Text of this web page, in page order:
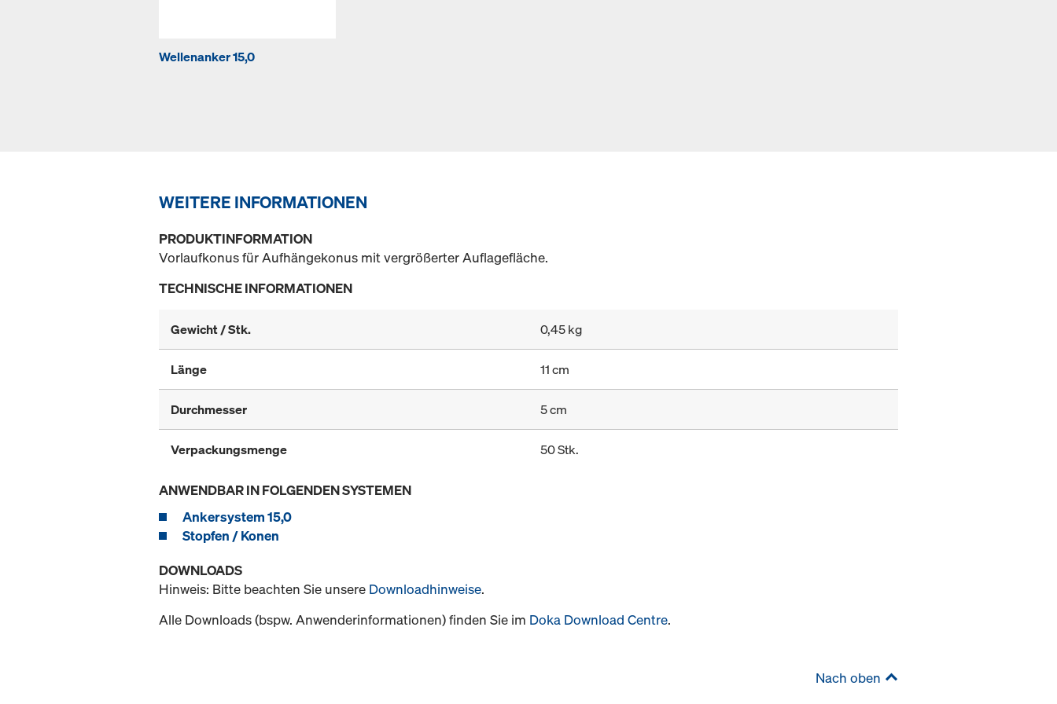
Wellenanker 15,0
WEITERE INFORMATIONEN
PRODUKTINFORMATION
Vorlaufkonus für Aufhängekonus mit vergrößerter Auflagefläche.
TECHNISCHE INFORMATIONEN
Gewicht / Stk. 0,45 kg
Länge 11 cm
Durchmesser 5 cm
Verpackungsmenge 50 Stk.
ANWENDBAR IN FOLGENDEN SYSTEMEN
Ankersystem 15,0
Stopfen / Konen
DOWNLOADS
Hinweis: Bitte beachten Sie unsere Downloadhinweise.
Alle Downloads (bspw. Anwenderinformationen) finden Sie im Doka Download Centre.
Nach oben